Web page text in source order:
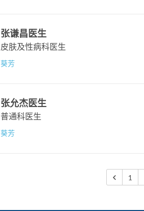
张谦昌医生
皮肤及性病科医生
葵芳
张允杰医生
普通科医生
葵芳
1